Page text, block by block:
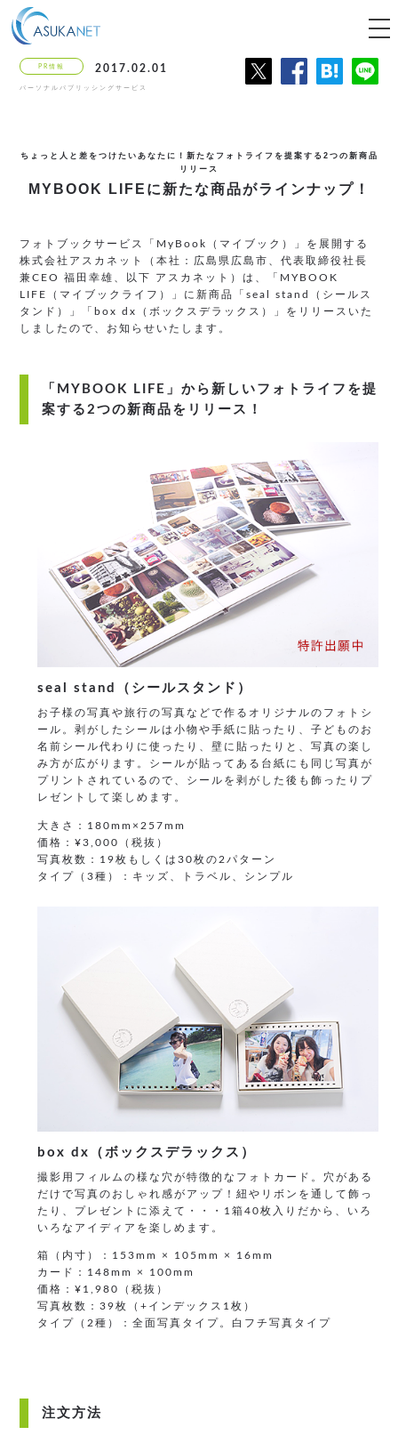
PR情報 2017.02.01
パーソナルパブリッシングサービス
ちょっと人と差をつけたいあなたに！ 新たなフォトライフを提案する2つの新商品
リリース
MYBOOK LIFEに新たな商品がラインナップ！
フォトブックサービス「MyBook（マイブック）」を展開する
株式会社アスカネット（本社：広島県広島市、代表取締役社長
兼CEO 福田幸雄、以下 アスカネット）は、「MYBOOK
LIFE（マイブックライフ）」に新商品「seal stand（シールス
タンド）」「box dx（ボックスデラックス）」をリリースいた
しましたので、お知らせいたします。
「MYBOOK LIFE」から新しいフォトライフを提
案する2つの新商品をリリース！
seal stand（シールスタンド）
お子様の写真や旅行の写真などで作るオリジナルのフォトシ
ール。剥がしたシールは小物や手紙に貼ったり、子どものお
名前シール代わりに使ったり、壁に貼ったりと、写真の楽し
み方が広がります。シールが貼ってある台紙にも同じ写真が
プリントされているので、シールを剥がした後も飾ったりプ
レゼントして楽しめます。
大きさ：180mm×257mm
価格：¥3,000（税抜）
写真枚数：19枚もしくは30枚の2パターン
タイプ（3種）：キッズ、トラベル、シンプル
box dx（ボックスデラックス）
撮影用フィルムの様な穴が特徴的なフォトカード。穴がある
だけで写真のおしゃれ感がアップ！紐やリボンを通して飾っ
たり、プレゼントに添えて・・・1箱40枚入りだから、いろ
いろなアイディアを楽しめます。
箱（内寸）：153mm × 105mm × 16mm
カード：148mm × 100mm
価格：¥1,980（税抜）
写真枚数：39枚（+インデックス1枚）
タイプ（2種）：全面写真タイプ。白フチ写真タイプ
注文方法